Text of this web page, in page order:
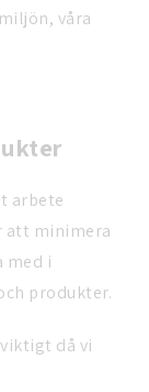
våra
arbete
att minimera
med i
produkter.
då vi